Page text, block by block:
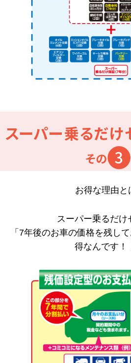
お得な理由と
スーパー乗るだけ
「7年後のお車の価格を残し
得なんです！